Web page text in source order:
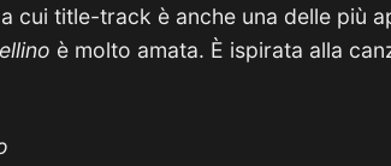
cui title-track è anche una delle più
è molto amata. È ispirata alla